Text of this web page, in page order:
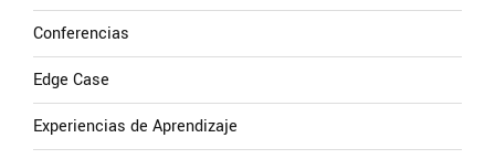
Conferencias
Edge Case
Experiencias de Aprendizaje